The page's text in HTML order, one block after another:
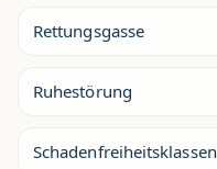
Rettungsgasse
Ruhestörung
Schadenfreiheitsklassen